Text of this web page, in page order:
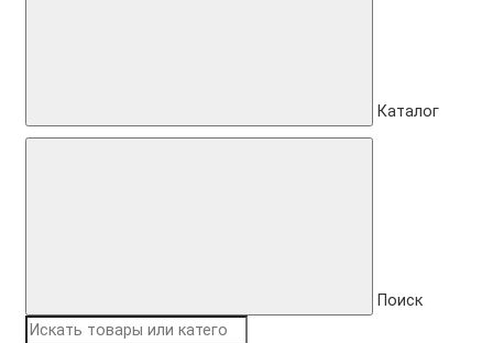
Каталог
Поиск